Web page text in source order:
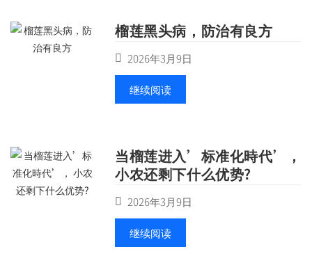
榴莲黑头病，防治有良方
2026年3月9日
继续阅读
当榴莲进入’标准化時代’，
小农还剩下什么优势?
2026年3月9日
继续阅读